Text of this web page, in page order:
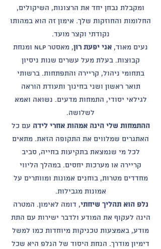
ומקבלת נבחן יחד את הרצונות, השיקולים,
החלומות והחוזקות שלך. אימון זה הוא במהותו
נקודתי וקצר מועד.
נעים מאוד, אני יפעת רון
, מאסטר NLP ומנחת
קבוצות. בעלת מעל עשרים שנות ניסיון
בתחומי ניהול, קריירה והתפתחות. ברשותי
תואר ראשון ושני בחינוך ותעודת הוראה
לגילאי יסודי, התמחות מדעים. נשואה ואמא
לשלושה.
ההתמחות שלי הינה אמהות אחרי לידה עם כל
האתגרים שמלווים את התקופה הזאת. מתאים
לכל מי שנמצאת בתקיעות בחייה, סביב
קריירה או מערכות יחסים. במהלך הליווי
מחדדים מטרות, בוחנים אמונות ומוותרים על
אמונות מגבילות.
נלפ הוא תהליך שיחתי, דומה לאימון. המטרה
הינה לעקוף את המודע ולדבר ישירות עם התת
מודע, באמצעות טכניקות מיוחדות כמו למשל
דימיון מודרך. הנחת היסוד של הנלפ היא שכל